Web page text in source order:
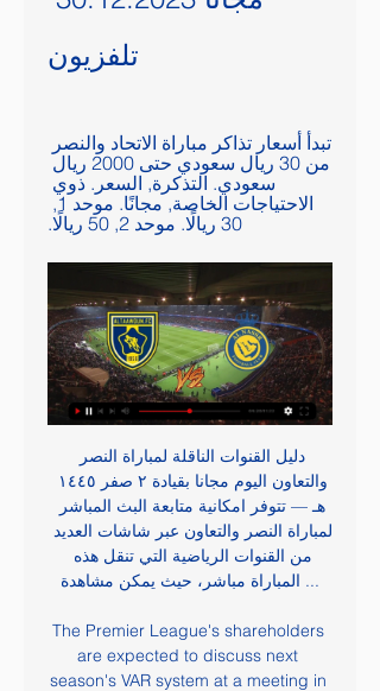
تلفزيون
30 ريالًا. موحد 2, 50 ريالًا.